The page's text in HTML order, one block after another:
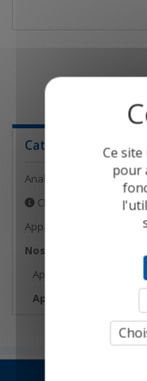
Catégories
Analyseurs de
Choisir votre
Appareils de mesure
Nos bonnes affaires
Appareils de
Appareils
Ce
pour